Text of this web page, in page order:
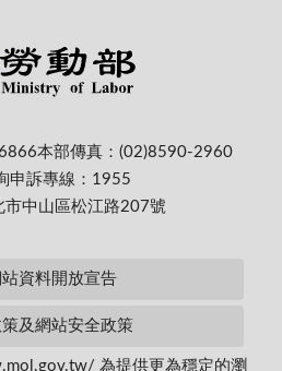
本部傳真：(02)8590-2960
申訴專線：1955
中山區松江路207號
資料開放宣告
及網站安全政策
為提供更為穩定的瀏